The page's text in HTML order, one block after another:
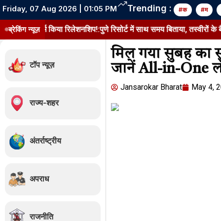
Friday, 07 Aug 2026 | 01:05 PM Trending : #क #म
ब्रेकिंग न्यूज़
रिलेशनशिप!:पुणे रिसोर्ट में साथ समय बिताया, तस्वीरों के बैकग्राउंड से
टॉप न्यूज़
राज्य-शहर
अंतर्राष्ट्रीय
अपराध
राजनीति
मिल गया सुबह का
जानें All-in-One
Jansarokar Bharat May 4,